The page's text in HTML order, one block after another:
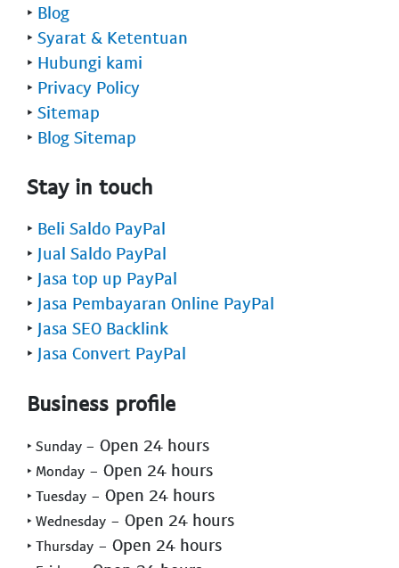
‣ Blog
‣ Syarat & Ketentuan
‣ Hubungi kami
‣ Privacy Policy
‣ Sitemap
‣ Blog Sitemap
Stay in touch
‣ Beli Saldo PayPal
‣ Jual Saldo PayPal
‣ Jasa top up PayPal
‣ Jasa Pembayaran Online PayPal
‣ Jasa SEO Backlink
‣ Jasa Convert PayPal
Business profile
‣ Sunday - Open 24 hours
‣ Monday - Open 24 hours
‣ Tuesday - Open 24 hours
‣ Wednesday - Open 24 hours
‣ Thursday - Open 24 hours